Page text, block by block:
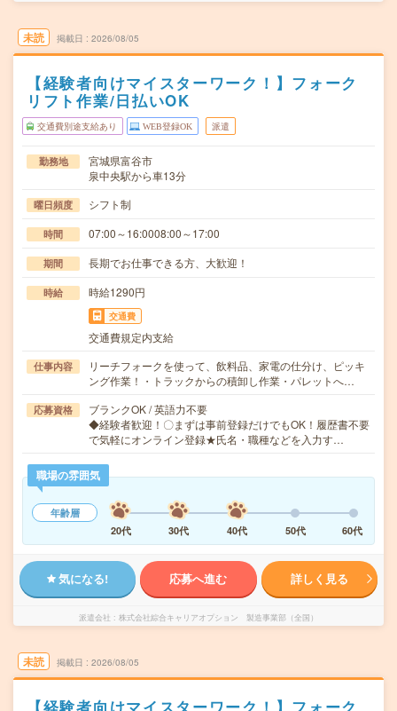
未読 掲載日 2026/08/05
【経験者向けマイスターワーク！】フォーク
リフト作業/日払いOK
交通費別途支給あり WEB登録OK 派遣
勤務地
宮城県富谷市
泉中央駅から車13分
曜日頻度 シフト制
時間 07:00～16:0008:00～17:00
期間 長期でお仕事できる方、大歓迎！
時給 時給1290円
交通費
交通費規定内支給
仕事内容
リーチフォークを使って、飲料品、家電の仕分け、ピッキ
ング作業！・トラックからの積卸し作業・パレットへ…
応募資格
ブランクOK / 英語力不要
◆経験者歓迎！〇まずは事前登録だけでもOK！履歴書不要
で気軽にオンライン登録★氏名・職種などを入力す…
職場の雰囲気
年齢層
20代
30代 40代 50代 60代
気になる! 応募へ進む 詳しく見る
派遣会社 株式会社綜合キャリアオプション 製造事業部（全国）
未読 掲載日 2026/08/05
【経験者向けマイスターワーク！】フォーク